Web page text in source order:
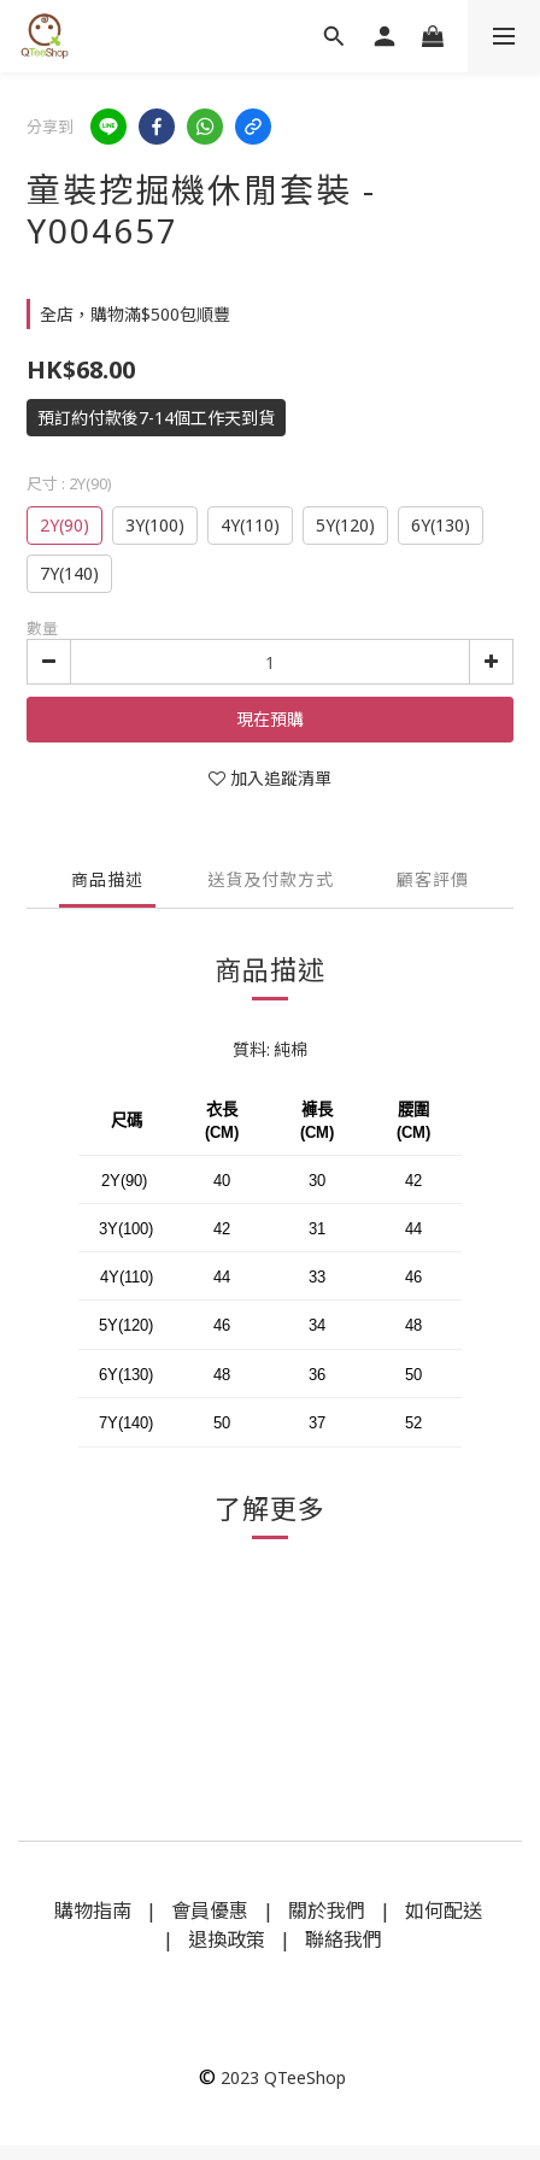
分享到
童裝挖掘機休閒套裝 -
Y004657
全店，購物滿$500包順豐
HK$68.00
預訂約付款後7-14個工作天到貨
尺寸 : 2Y(90)
2Y(90) 3Y(100) 4Y(110) 5Y(120) 6Y(130)
7Y(140)
數量
現在預購
加入追蹤清單
商品描述 送貨及付款方式 顧客評價
商品描述
質料: 純棉
尺碼
衣長
(CM)
褲長
(CM)
腰圍
(CM)
2Y(90) 40 30 42
3Y(100) 42 31 44
4Y(110) 44 33 46
5Y(120) 46 34 48
6Y(130) 48 36 50
7Y(140) 50 37 52
了解更多
購物指南| 會員優惠 | 關於我們 | 如何配送
| 退換政策 | 聯絡我們
© 2023 QTeeShop